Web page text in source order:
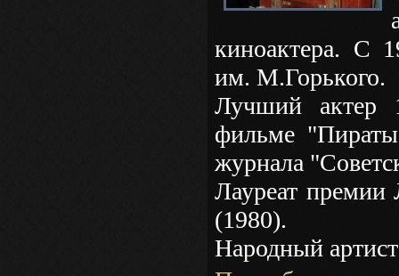
киноактера. С
им. М.Горького.
Лучший актер
фильме
журнала
Лауреат премии
(1980).
Народный